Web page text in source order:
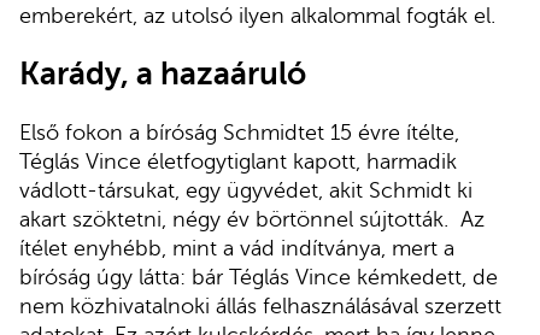
emberekért, az utolsó ilyen alkalommal fogták el.
Karády, a hazaáruló
Első fokon a bíróság Schmidtet 15 évre ítélte,
Téglás Vince életfogytiglant kapott, harmadik
vádlott-társukat, egy ügyvédet, akit Schmidt ki
akart szöktetni, négy év börtönnel sújtották. Az
ítélet enyhébb, mint a vád indítványa, mert a
bíróság úgy látta: bár Téglás Vince kémkedett, de
nem közhivatalnoki állás felhasználásával szerzett